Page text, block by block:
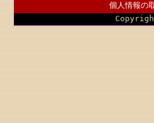
個人情報の